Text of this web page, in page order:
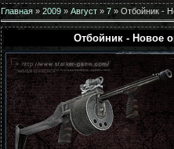
Главная » 2009 » Август » 7 » Отбойник -
Отбойник - Новое